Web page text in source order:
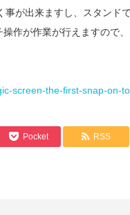
が出来ますし、スタンド
作が作業が行えますので
screen-the-first-snap-on-
Pocket RSS